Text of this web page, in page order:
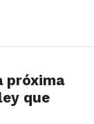
próxima
que